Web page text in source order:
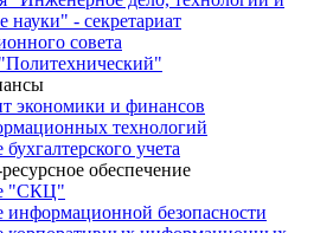
науки" - секретариат
совета
экономики и финансов
технологий
учета
обеспечение
"СКЦ"
информационной безопасности